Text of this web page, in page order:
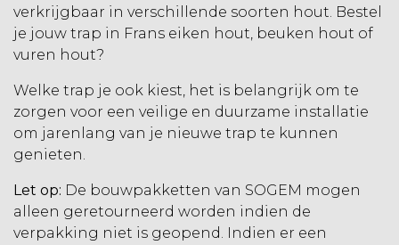
verkrijgbaar in verschillende soorten hout. Bestel
je jouw trap in Frans eiken hout, beuken hout of
vuren hout?
Welke trap je ook kiest, het is belangrijk om te
zorgen voor een veilige en duurzame installatie
om jarenlang van je nieuwe trap te kunnen
genieten.
Let op: De bouwpakketten van SOGEM mogen
alleen geretourneerd worden indien de
verpakking niet is geopend. Indien er een